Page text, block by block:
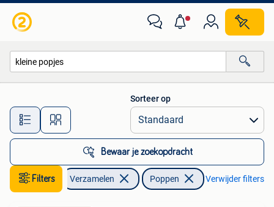
Alle afstanden…
Sorteer op
Bewaar je zoekopdracht
Filters Verzamelen Poppen Verwijder filters